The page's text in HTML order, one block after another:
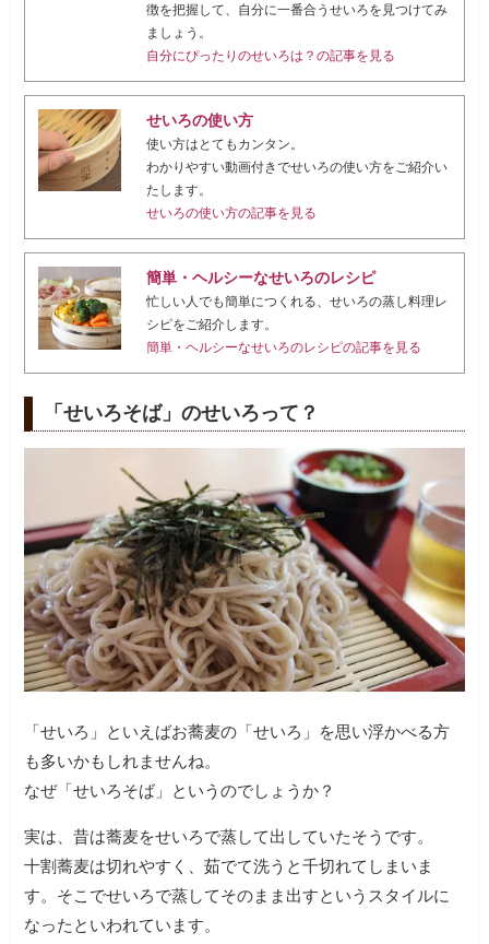
徴を把握して、自分に一番合うせいろを見つけてみ
ましょう。
自分にぴったりのせいろは？の記事を見る
せいろの使い方
使い方はとてもカンタン。
わかりやすい動画付きでせいろの使い方をご紹介い
たします。
せいろの使い方の記事を見る
簡単・ヘルシーなせいろのレシピ
忙しい人でも簡単につくれる、せいろの蒸し料理レ
シピをご紹介します。
簡単・ヘルシーなせいろのレシピの記事を見る
「せいろそば」のせいろって？
「せいろ」といえばお蕎麦の「せいろ」を思い浮かべる方
も多いかもしれませんね。
なぜ「せいろそば」というのでしょうか？
実は、昔は蕎麦をせいろで蒸して出していたそうです。
十割蕎麦は切れやすく、茹でて洗うと千切れてしまいま
す。 そこでせいろで蒸してそのまま出すというスタイルに
なったといわれています。